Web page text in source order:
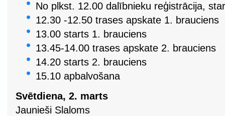
No plkst. 12.00 dalībnieku reģistrācija,
12.30 -12.50 trases apskate 1. brauciens
13.00 starts 1. brauciens
13.45-14.00 trases apskate 2. brauciens
14.20 starts 2. brauciens
15.10 apbalvošana
Svētdiena, 2. marts
Jaunieši Slaloms